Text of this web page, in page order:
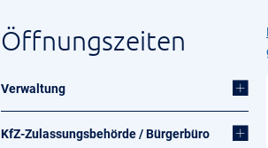
Öffnungszeiten
Verwaltung
KfZ-Zulassungsbehörde / Bürgerbüro